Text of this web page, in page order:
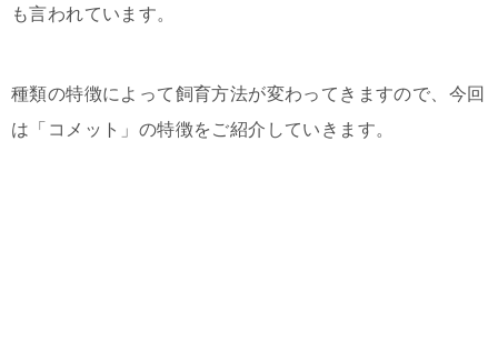
も言われています。
種類の特徴によって飼育方法が変わってきますので、今回
は「コメット」の特徴をご紹介していきます。